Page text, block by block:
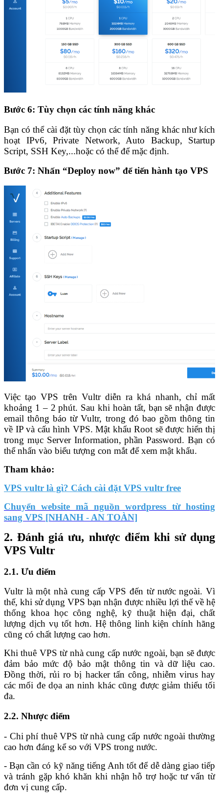
Bước 6: Tùy chọn các tính năng khác
Bạn có thể cài đặt tùy chọn các tính năng khác như kích
hoạt IPv6, Private Network, Auto Backup, Startup
Script, SSH Key,...hoặc có thể để mặc định.
Bước 7: Nhấn “Deploy now” để tiến hành tạo VPS
Việc tạo VPS trên Vultr diễn ra khá nhanh, chỉ mất
khoảng 1 – 2 phút. Sau khi hoàn tất, bạn sẽ nhận được
email thông báo từ Vultr, trong đó bao gồm thông tin
về IP và cấu hình VPS. Mật khẩu Root sẽ được hiển thị
trong mục Server Information, phần Password. Bạn có
thể nhấn vào biểu tượng con mắt để xem mật khẩu.
Tham khảo:
VPS vultr là gì? Cách cài đặt VPS vultr free
Chuyển website mã nguồn wordpress từ hosting
sang VPS [NHANH - AN TOÀN]
2. Đánh giá ưu, nhược điểm khi sử dụng
VPS Vultr
2.1. Ưu điểm
Vultr là một nhà cung cấp VPS đến từ nước ngoài. Vì
thế, khi sử dụng VPS bạn nhận được nhiều lợi thế về hệ
thống khoa học công nghệ, kỹ thuật hiện đại, chất
lượng dịch vụ tốt hơn. Hệ thông linh kiện chính hãng
cũng có chất lượng cao hơn.
Khi thuê VPS từ nhà cung cấp nước ngoài, bạn sẽ được
đảm bảo mức độ bảo mật thông tin và dữ liệu cao.
Đồng thời, rủi ro bị hacker tấn công, nhiễm virus hay
các mối đe dọa an ninh khác cũng được giảm thiểu tối
đa.
2.2. Nhược điểm
- Chi phí thuê VPS từ nhà cung cấp nước ngoài thường
cao hơn đáng kể so với VPS trong nước.
- Bạn cần có kỹ năng tiếng Anh tốt để dễ dàng giao tiếp
và tránh gặp khó khăn khi nhận hỗ trợ hoặc tư vấn từ
đơn vị cung cấp.